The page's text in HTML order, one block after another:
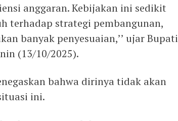
anggaran. Kebijakan ini sedikit
terhadap strategi pembangunan,
banyak penyesuaian,’’ ujar Bupati
(13/10/2025).
bahwa dirinya tidak akan
ini.